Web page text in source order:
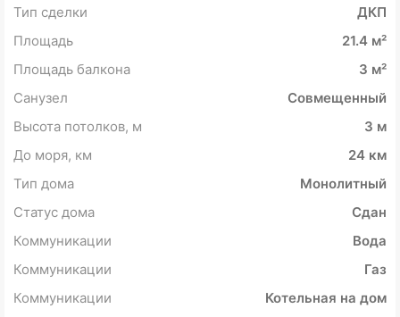
Тип сделки
ДКП
Площадь
21.4 м²
Площадь балкона
3 м²
Санузел
Совмещенный
Высота потолков, м
3 м
До моря, км
24 км
Тип дома
Монолитный
Статус дома
Сдан
Коммуникации
Вода
Коммуникации
Газ
Коммуникации
Котельная на дом